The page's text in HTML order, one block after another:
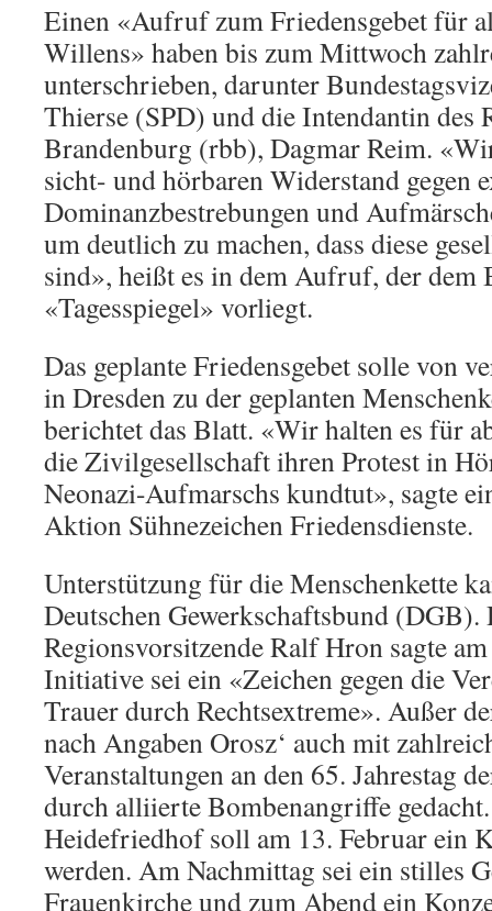
Einen «Aufruf zum Friedensgebet für
Willens» haben bis zum Mittwoch
unterschrieben, darunter
Thierse (SPD) und die Intendantin des
Brandenburg (rbb), Dagmar Reim.
sicht- und hörbaren Widerstand gegen
Dominanzbestrebungen und
um deutlich zu machen, dass diese
sind», heißt es in dem Aufruf, der dem
«Tagesspiegel» vorliegt.
Das geplante Friedensgebet solle von
in Dresden zu der geplanten
berichtet das Blatt. «Wir halten es für
die Zivilgesellschaft ihren Protest in
Neonazi-Aufmarschs kundtut», sagte
Aktion Sühnezeichen Friedensdienste.
Unterstützung für die Menschenkette
Deutschen Gewerkschaftsbund (DGB).
Regionsvorsitzende Ralf Hron sagte
Initiative sei ein «Zeichen gegen die
Trauer durch Rechtsextreme». Außer
nach Angaben Orosz‘ auch mit
Veranstaltungen an den 65. Jahrestag
durch alliierte Bombenangriffe
Heidefriedhof soll am 13. Februar ein
werden. Am Nachmittag sei ein stilles
Frauenkirche und zum Abend ein